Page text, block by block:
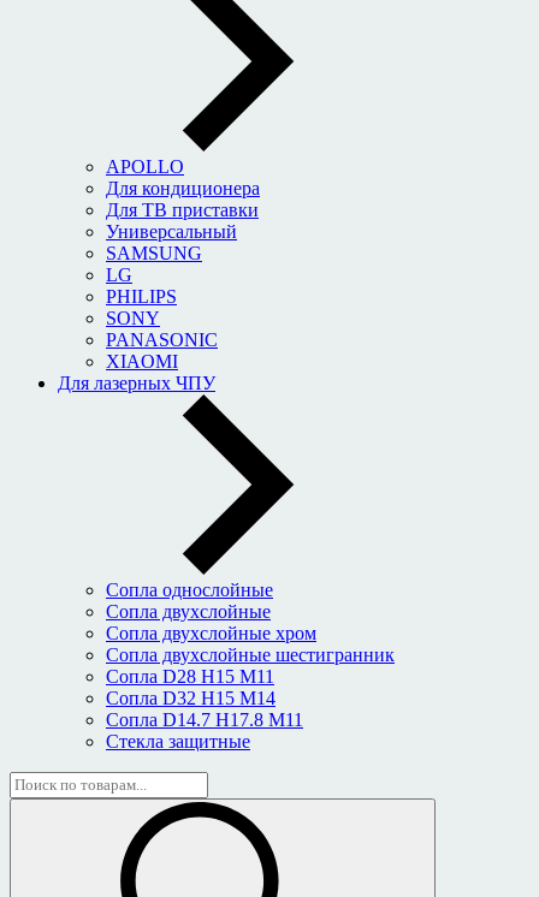
APOLLO
Для кондиционера
Для ТВ приставки
Универсальный
SAMSUNG
LG
PHILIPS
SONY
PANASONIC
XIAOMI
Для лазерных ЧПУ
Сопла однослойные
Сопла двухслойные
Сопла двухслойные хром
Сопла двухслойные шестигранник
Сопла D28 H15 M11
Сопла D32 H15 M14
Сопла D14.7 H17.8 M11
Стекла защитные